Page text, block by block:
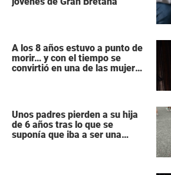
A los 8 años estuvo a punto de
morir… y con el tiempo se
convirtió en una de las mujeres
Unos padres pierden a su hija
de 6 años tras lo que se
suponía que iba a ser una